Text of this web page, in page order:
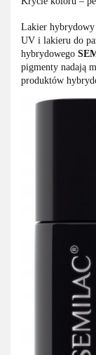
Lakier hybrydowy
UV i lakieru do
hybrydowego
pigmenty nadają
produktów